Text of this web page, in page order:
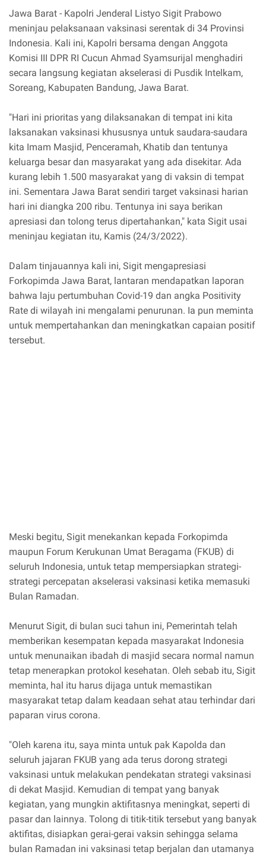
Jawa Barat - Kapolri Jenderal Listyo Sigit Prabowo
meninjau pelaksanaan vaksinasi serentak di 34 Provinsi
Indonesia. Kali ini, Kapolri bersama dengan Anggota
Komisi III DPR RI Cucun Ahmad Syamsurijal menghadiri
secara langsung kegiatan akselerasi di Pusdik Intelkam,
Soreang, Kabupaten Bandung, Jawa Barat.
"Hari ini prioritas yang dilaksanakan di tempat ini kita
laksanakan vaksinasi khususnya untuk saudara-saudara
kita Imam Masjid, Penceramah, Khatib dan tentunya
keluarga besar dan masyarakat yang ada disekitar. Ada
kurang lebih 1.500 masyarakat yang di vaksin di tempat
ini. Sementara Jawa Barat sendiri target vaksinasi harian
hari ini diangka 200 ribu. Tentunya ini saya berikan
apresiasi dan tolong terus dipertahankan," kata Sigit usai
meninjau kegiatan itu, Kamis (24/3/2022).
Dalam tinjauannya kali ini, Sigit mengapresiasi
Forkopimda Jawa Barat, lantaran mendapatkan laporan
bahwa laju pertumbuhan Covid-19 dan angka Positivity
Rate di wilayah ini mengalami penurunan. Ia pun meminta
untuk mempertahankan dan meningkatkan capaian positif
tersebut.
Meski begitu, Sigit menekankan kepada Forkopimda
maupun Forum Kerukunan Umat Beragama (FKUB) di
seluruh Indonesia, untuk tetap mempersiapkan strategi-
strategi percepatan akselerasi vaksinasi ketika memasuki
Bulan Ramadan.
Menurut Sigit, di bulan suci tahun ini, Pemerintah telah
memberikan kesempatan kepada masyarakat Indonesia
untuk menunaikan ibadah di masjid secara normal namun
tetap menerapkan protokol kesehatan. Oleh sebab itu, Sigit
meminta, hal itu harus dijaga untuk memastikan
masyarakat tetap dalam keadaan sehat atau terhindar dari
paparan virus corona.
"Oleh karena itu, saya minta untuk pak Kapolda dan
seluruh jajaran FKUB yang ada terus dorong strategi
vaksinasi untuk melakukan pendekatan strategi vaksinasi
di dekat Masjid. Kemudian di tempat yang banyak
kegiatan, yang mungkin aktifitasnya meningkat, seperti di
pasar dan lainnya. Tolong di titik-titik tersebut yang banyak
aktifitas, disiapkan gerai-gerai vaksin sehingga selama
bulan Ramadan ini vaksinasi tetap berjalan dan utamanya